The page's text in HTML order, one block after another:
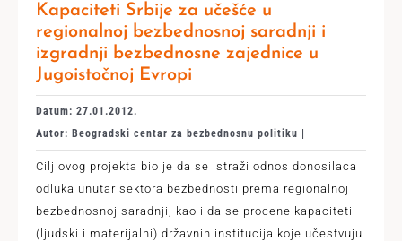
Kapaciteti Srbije za učešće u
regionalnoj bezbednosnoj saradnji i
izgradnji bezbednosne zajednice u
Jugoistočnoj Evropi
Datum: 27.01.2012.
Autor: Beogradski centar za bezbednosnu politiku |
Cilj ovog projekta bio je da se istraži odnos donosilaca
odluka unutar sektora bezbednosti prema regionalnoj
bezbednosnoj saradnji, kao i da se procene kapaciteti
(ljudski i materijalni) državnih institucija koje učestvuju